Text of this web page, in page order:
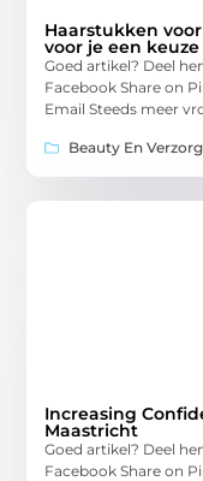
Haarstukken
voor je een
Goed artikel? Deel
Facebook Share on
Email Steeds meer
Beauty En
Increasing
Maastricht
Goed artikel? Deel
Facebook Share on